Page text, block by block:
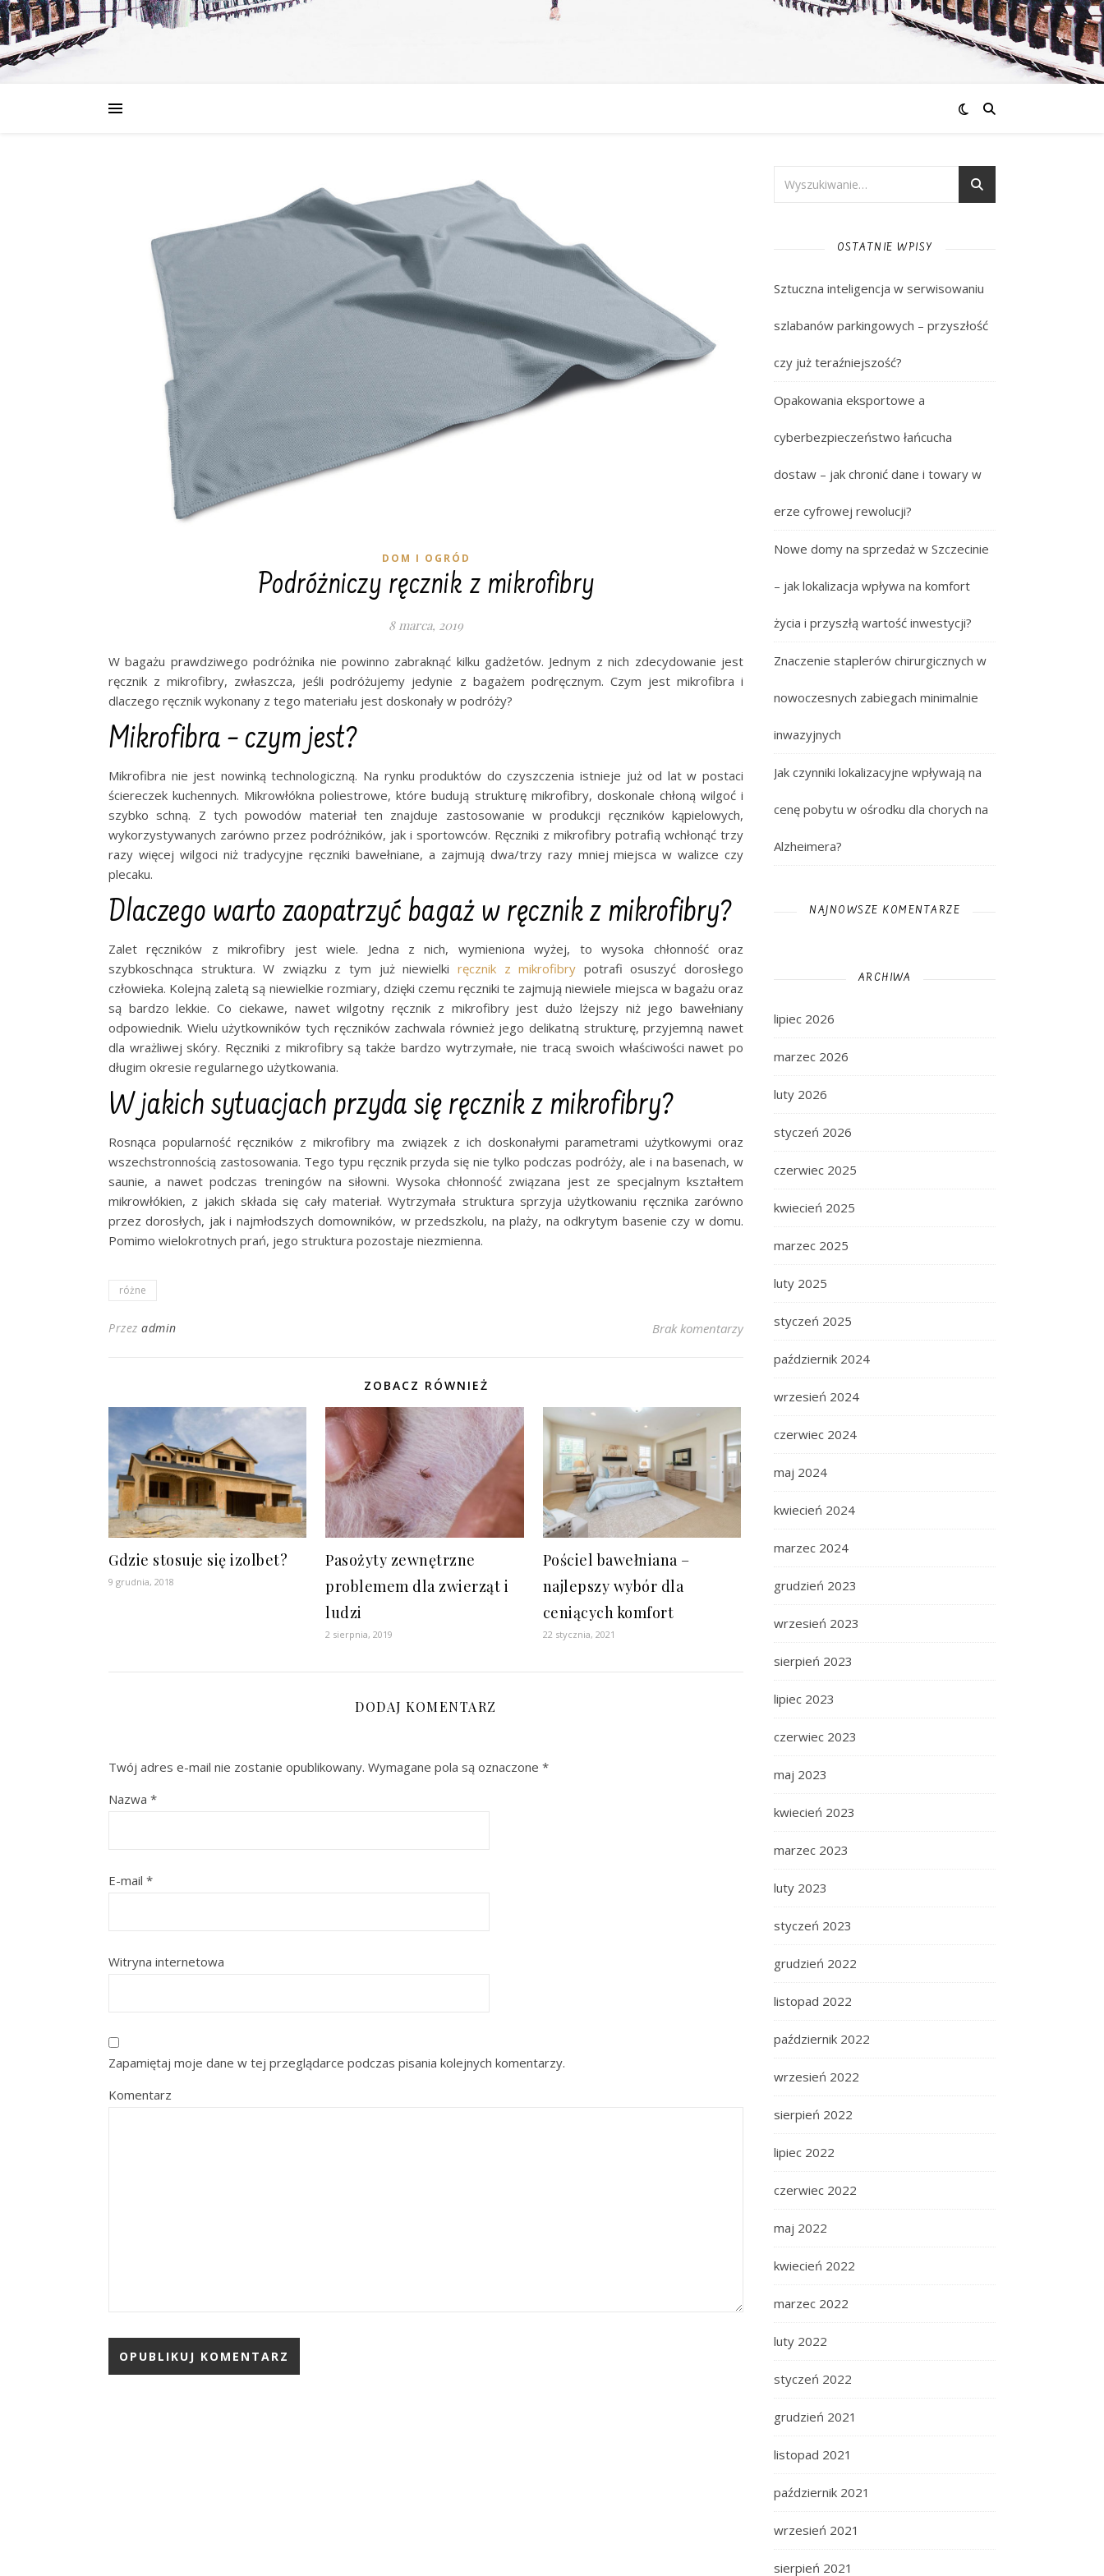
DOM I OGRÓD
Podróżniczy ręcznik z mikrofibry
8 marca, 2019
W bagażu prawdziwego podróżnika nie powinno zabraknąć kilku gadżetów. Jednym z nich zdecydowanie jest
ręcznik z mikrofibry, zwłaszcza, jeśli podróżujemy jedynie z bagażem podręcznym. Czym jest mikrofibra i
dlaczego ręcznik wykonany z tego materiału jest doskonały w podróży?
Mikrofibra – czym jest?
Mikrofibra nie jest nowinką technologiczną. Na rynku produktów do czyszczenia istnieje już od lat w postaci
ściereczek kuchennych. Mikrowłókna poliestrowe, które budują strukturę mikrofibry, doskonale chłoną wilgoć i
szybko schną. Z tych powodów materiał ten znajduje zastosowanie w produkcji ręczników kąpielowych,
wykorzystywanych zarówno przez podróżników, jak i sportowców. Ręczniki z mikrofibry potrafią wchłonąć trzy
razy więcej wilgoci niż tradycyjne ręczniki bawełniane, a zajmują dwa/trzy razy mniej miejsca w walizce czy
plecaku.
Dlaczego warto zaopatrzyć bagaż w ręcznik z mikrofibry?
Zalet ręczników z mikrofibry jest wiele. Jedna z nich, wymieniona wyżej, to wysoka chłonność oraz
szybkoschnąca struktura. W związku z tym już niewielki ręcznik z mikrofibry potrafi osuszyć dorosłego
człowieka. Kolejną zaletą są niewielkie rozmiary, dzięki czemu ręczniki te zajmują niewiele miejsca w bagażu oraz
są bardzo lekkie. Co ciekawe, nawet wilgotny ręcznik z mikrofibry jest dużo lżejszy niż jego bawełniany
odpowiednik. Wielu użytkowników tych ręczników zachwala również jego delikatną strukturę, przyjemną nawet
dla wrażliwej skóry. Ręczniki z mikrofibry są także bardzo wytrzymałe, nie tracą swoich właściwości nawet po
długim okresie regularnego użytkowania.
W jakich sytuacjach przyda się ręcznik z mikrofibry?
Rosnąca popularność ręczników z mikrofibry ma związek z ich doskonałymi parametrami użytkowymi oraz
wszechstronnością zastosowania. Tego typu ręcznik przyda się nie tylko podczas podróży, ale i na basenach, w
saunie, a nawet podczas treningów na siłowni. Wysoka chłonność związana jest ze specjalnym kształtem
mikrowłókien, z jakich składa się cały materiał. Wytrzymała struktura sprzyja użytkowaniu ręcznika zarówno
przez dorosłych, jak i najmłodszych domowników, w przedszkolu, na plaży, na odkrytym basenie czy w domu.
Pomimo wielokrotnych prań, jego struktura pozostaje niezmienna.
różne
Przez admin Brak komentarzy
ZOBACZ RÓWNIEŻ
Gdzie stosuje się izolbet?
9 grudnia, 2018
Pasożyty zewnętrzne
problemem dla zwierząt i
ludzi
2 sierpnia, 2019
Pościel bawełniana –
najlepszy wybór dla
ceniących komfort
22 stycznia, 2021
DODAJ KOMENTARZ
Twój adres e-mail nie zostanie opublikowany. Wymagane pola są oznaczone *
Nazwa *
E-mail *
Witryna internetowa
Zapamiętaj moje dane w tej przeglądarce podczas pisania kolejnych komentarzy.
Komentarz
OSTATNIE WPISY
Sztuczna inteligencja w serwisowaniu
szlabanów parkingowych – przyszłość
czy już teraźniejszość?
Opakowania eksportowe a
cyberbezpieczeństwo łańcucha
dostaw – jak chronić dane i towary w
erze cyfrowej rewolucji?
Nowe domy na sprzedaż w Szczecinie
– jak lokalizacja wpływa na komfort
życia i przyszłą wartość inwestycji?
Znaczenie staplerów chirurgicznych w
nowoczesnych zabiegach minimalnie
inwazyjnych
Jak czynniki lokalizacyjne wpływają na
cenę pobytu w ośrodku dla chorych na
Alzheimera?
NAJNOWSZE KOMENTARZE
ARCHIWA
lipiec 2026
marzec 2026
luty 2026
styczeń 2026
czerwiec 2025
kwiecień 2025
marzec 2025
luty 2025
styczeń 2025
październik 2024
wrzesień 2024
czerwiec 2024
maj 2024
kwiecień 2024
marzec 2024
grudzień 2023
wrzesień 2023
sierpień 2023
lipiec 2023
czerwiec 2023
maj 2023
kwiecień 2023
marzec 2023
luty 2023
styczeń 2023
grudzień 2022
listopad 2022
październik 2022
wrzesień 2022
sierpień 2022
lipiec 2022
czerwiec 2022
maj 2022
kwiecień 2022
marzec 2022
luty 2022
styczeń 2022
grudzień 2021
listopad 2021
październik 2021
wrzesień 2021
sierpień 2021